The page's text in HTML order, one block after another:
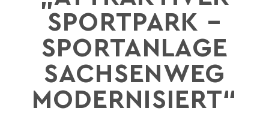
SPORTPARK –
SPORTANLAGE
SACHSENWEG
MODERNISIERT“